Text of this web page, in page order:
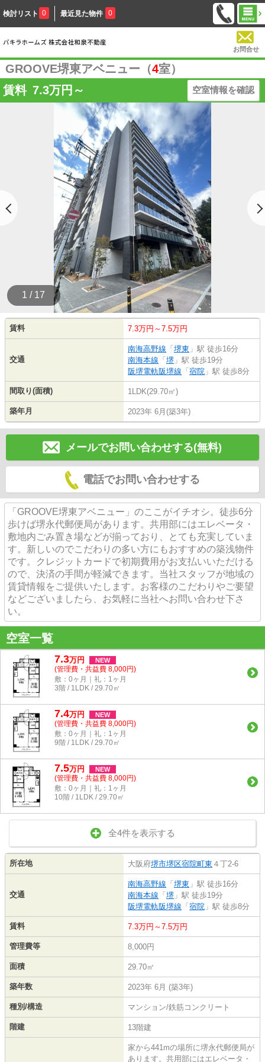
検討リスト 0 最近見た物件 0
お問合せ
GROOVE堺東アベニュー（4室）
賃料 7.3万円～ 空室情報を確認
1 / 17
賃料 7.3万円～7.5万円
交通
南海高野線 「 堺東 」駅 徒歩16分
南海本線 「 堺 」駅 徒歩19分
阪堺電軌阪堺線 「 宿院 」駅 徒歩8分
間取り(面積) 1LDK(29.70㎡)
築年月 2023年 6月(築3年)
メールでお問い合わせする(無料)
電話でお問い合わせする
「GROOVE堺東アベニュー」のここがイチオシ。徒歩6分
歩けば堺永代郵便局があります。共用部にはエレベータ・
敷地内ごみ置き場などが揃っており、とても充実していま
す。新しいのでこだわりの多い方にもおすすめの築浅物件
です。クレジットカードで初期費用がお支払いいただける
ので、決済の手間が軽減できます。当社スタッフが地域の
賃貸情報をご提供いたします。お客様のこだわりやご要望
などございましたら、お気軽に当社へお問い合わせ下さ
い。
空室一覧
7.3万円 NEW
(管理費・共益費 8,000円)
敷：0ヶ月｜礼：1ヶ月
3階 / 1LDK / 29.70㎡
7.4万円 NEW
(管理費・共益費 8,000円)
敷：0ヶ月｜礼：1ヶ月
9階 / 1LDK / 29.70㎡
7.5万円 NEW
(管理費・共益費 8,000円)
敷：0ヶ月｜礼：1ヶ月
10階 / 1LDK / 29.70㎡
全4件を表示する
所在地 大阪府堺市堺区宿院町東 ４丁2-6
交通
南海高野線 「 堺東 」駅 徒歩16分
南海本線 「 堺 」駅 徒歩19分
阪堺電軌阪堺線 「 宿院 」駅 徒歩8分
賃料 7.3万円～7.5万円
管理費等 8,000円
面積 29.70㎡
築年数 2023年 6月 (築3年)
種別/構造 マンション/鉄筋コンクリート
階建 13階建
家から441mの場所に堺永代郵便局が
あります。共用部にはエレベータ・